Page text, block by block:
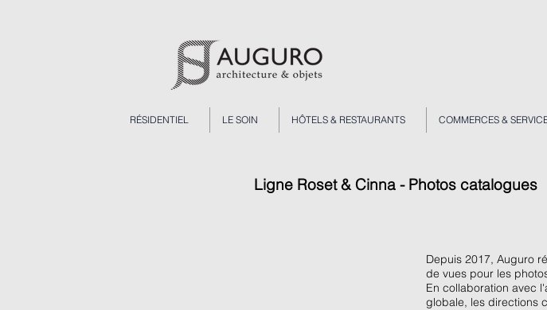
RÉSIDENTIEL LE SOIN HÔTELS & RESTAURANTS COMMERCES &
Ligne Roset & Cinna - Photos catalogues
Depuis 2017, Auguro
de vues pour les
En collaboration avec
globale, les directions